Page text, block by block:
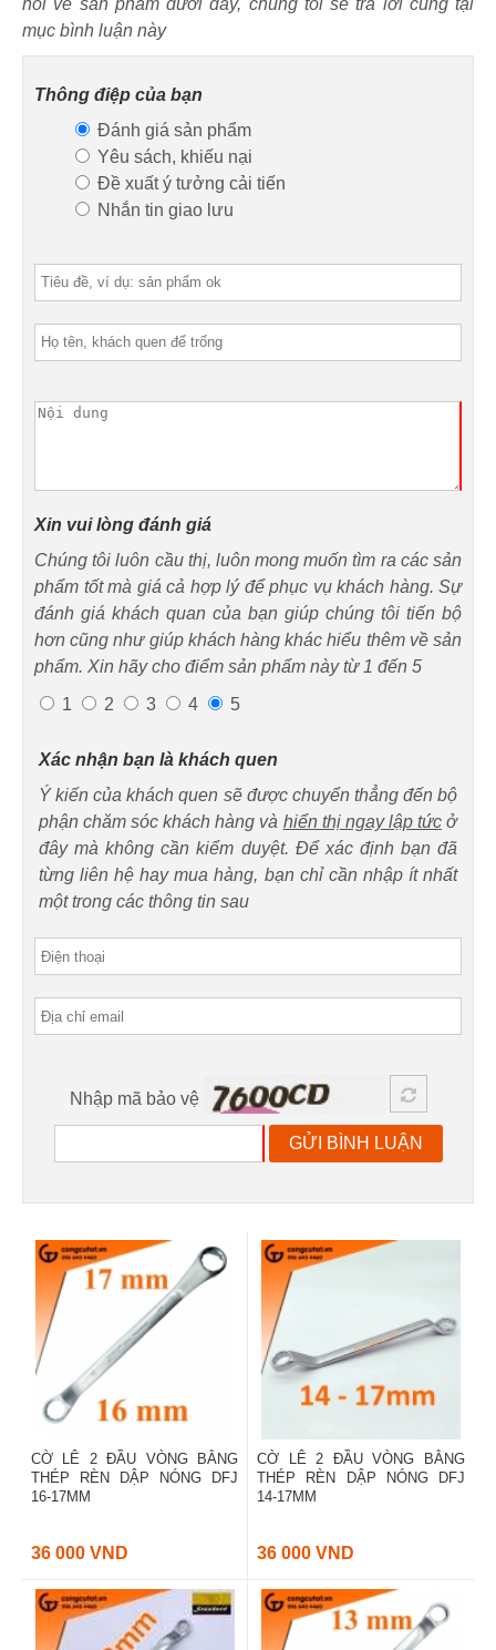
mục bình luận này
Thông điệp của bạn
Đánh giá sản phẩm
Yêu sách, khiếu nại
Đề xuất ý tưởng cải tiến
Nhắn tin giao lưu
Xin vui lòng đánh giá
Chúng tôi luôn cầu thị, luôn mong muốn tìm ra các sản
phẩm tốt mà giá cả hợp lý để phục vụ khách hàng. Sự
đánh giá khách quan của bạn giúp chúng tôi tiến bộ
hơn cũng như giúp khách hàng khác hiểu thêm về sản
phẩm. Xin hãy cho điểm sản phẩm này từ 1 đến 5
1
2 3 4 5
Xác nhận bạn là khách quen
Ý kiến của khách quen sẽ được chuyển thẳng đến bộ
phận chăm sóc khách hàng và hiển thị ngay lập tứcở
đây mà không cần kiểm duyệt. Để xác định bạn đã
từng liên hệ hay mua hàng, bạn chỉ cần nhập ít nhất
một trong các thông tin sau
Nhập mã bảo vệ
GỬI BÌNH LUẬN
CỜ LÊ 2 ĐẦU VÒNG BẰNG
THÉP RÈN DẬP NÓNG DFJ
16-17MM
36 000 VND
CỜ LÊ 2 ĐẦU VÒNG BẰNG
THÉP RÈN DẬP NÓNG DFJ
14-17MM
36 000 VND